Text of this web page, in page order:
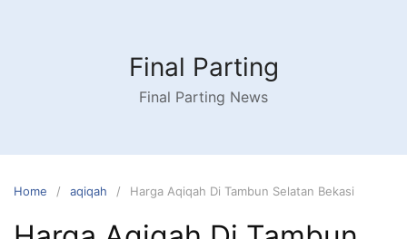
Final Parting
Final Parting News
Home aqiqah Harga Aqiqah Di Tambun Selatan Bekasi